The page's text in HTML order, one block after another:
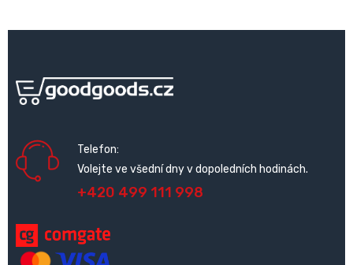
Telefon:
Volejte ve všední dny v dopoledních hodinách.
+420 499 111 998